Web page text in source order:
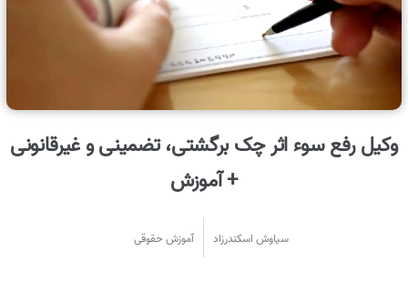
وکیل رفع سوء اثر چک برگشتی، تضمینی و غیرقانونی
+ آموزش
سیاوش اسکندرزاد آموزش حقوقی